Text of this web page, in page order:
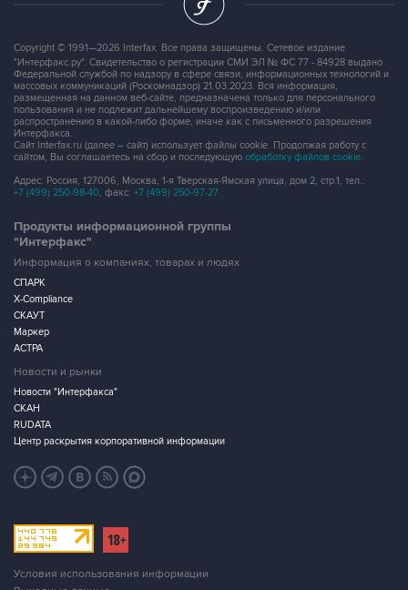
Copyright © 1991—2026 Interfax. Все права защищены. Сетевое издание
"Интерфакс.ру". Свидетельство о регистрации СМИ ЭЛ № ФС 77 - 84928 выдано
Федеральной службой по надзору в сфере связи, информационных технологий и
массовых коммуникаций (Роскомнадзор) 21.03.2023. Вся информация,
размещенная на данном веб-сайте, предназначена только для персонального
пользования и не подлежит дальнейшему воспроизведению и/или
распространению в какой-либо форме, иначе как с письменного разрешения
Интерфакса.
Сайт Interfax.ru (далее – сайт) использует файлы cookie. Продолжая работу с
сайтом, Вы соглашаетесь на сбор и последующую обработку файлов cookie.
Адрес: Россия, 127006, Москва, 1-я Тверская-Ямская улица, дом 2, стр.1, тел.:
+7 (499) 250-98-40, факс: +7 (499) 250-97-27
Продукты информационной группы
"Интерфакс"
Информация о компаниях, товарах и людях
СПАРК
X-Compliance
СКАУТ
Маркер
АСТРА
Новости и рынки
Новости "Интерфакса"
СКАН
RUDATA
Центр раскрытия корпоративной информации
Условия использования информации